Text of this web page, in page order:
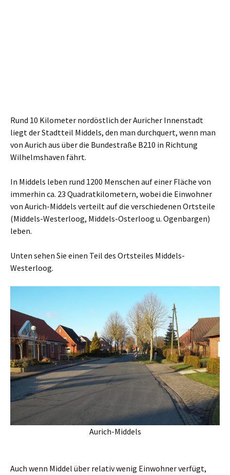
Rund 10 Kilometer nordöstlich der Auricher Innenstadt
liegt der Stadtteil Middels, den man durchquert, wenn man
von Aurich aus über die Bundestraße B210 in Richtung
Wilhelmshaven fährt.
In Middels leben rund 1200 Menschen auf einer Fläche von
immerhin ca. 23 Quadratkilometern, wobei die Einwohner
von Aurich-Middels verteilt auf die verschiedenen Ortsteile
(Middels-Westerloog, Middels-Osterloog u. Ogenbargen)
leben.
Unten sehen Sie einen Teil des Ortsteiles Middels-
Westerloog.
Aurich-Middels
Auch wenn Middel über relativ wenig Einwohner verfügt,